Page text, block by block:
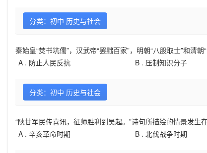
分类：初中 历史与社会
秦始皇“焚书坑儒”，汉武帝“罢黜百家”，明朝“八股取士”和清
A . 防止人民反抗 B . 压制知识分子
分类：初中 历史与社会
“陕甘军民传喜讯，征师胜利到吴起。”诗句所描绘的情景发
A . 辛亥革命时期 B . 北伐战争时期